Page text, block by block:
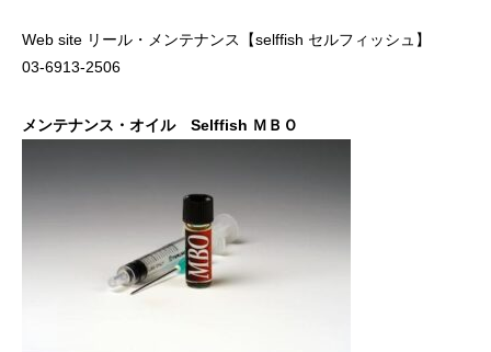
Web site リール・メンテナンス【selffish セルフィッシュ】
03-6913-2506
メンテナンス・オイル Selffish ＭＢＯ